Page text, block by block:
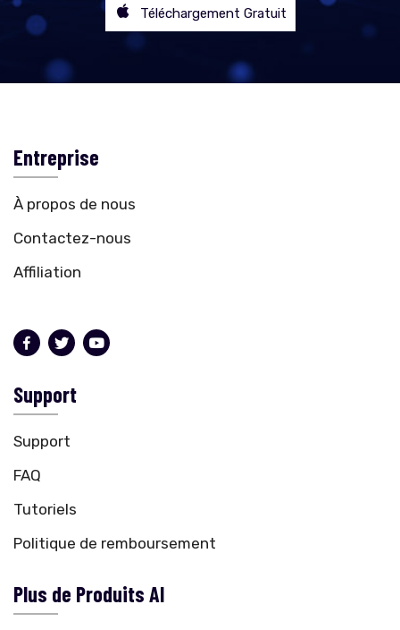
Téléchargement Gratuit
Entreprise
À propos de nous
Contactez-nous
Affiliation
Support
Support
FAQ
Tutoriels
Politique de remboursement
Plus de Produits AI